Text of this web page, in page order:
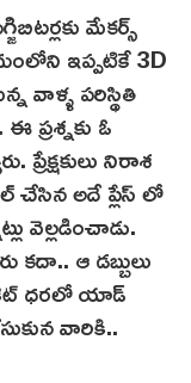
మేకర్స్
ఇప్పటికే 3D
వాళ్ళ పరిస్థితి
ప్రశ్నకు ఓ
ప్రేక్షకులు నిరాశ
చేసిన అదే ప్లేస్ లో
వెల్లడించాడు.
కదా.. ఆ డబ్బులు
ధరలో యాడ్
వారికి..